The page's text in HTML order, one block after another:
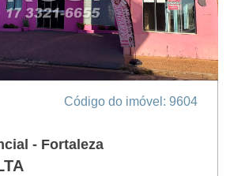
Código do imóvel: 9604
- Fortaleza